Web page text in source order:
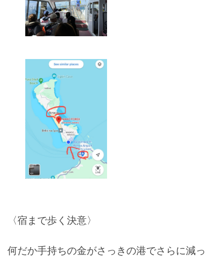
〈宿まで歩く決意〉
何だか手持ちの金がさっきの港でさらに減っ